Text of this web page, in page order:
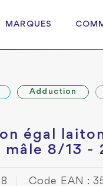
MARQUES
Adduction
égal
mâle 8/13 -
Code EAN :